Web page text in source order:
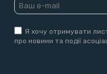
Я хочу отримувати
про новини та події